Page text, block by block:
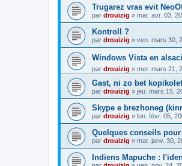
Trugarez vras evit
par drouizig » mar. avr. 03,
Kontroll ?
par drouizig » ven. mars 30,
Windows Vista en
par drouizig » mer. mars 21,
Gast, ni zo bet
par drouizig » jeu. mars 15,
Skype e brezhoneg
par drouizig » lun. févr. 05,
Quelques conseils
par drouizig » mar. janv. 30,
Indiens Mapuche :